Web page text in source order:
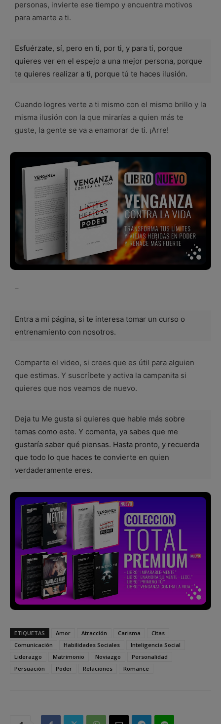
personas, invierte ese tiempo y encuentra motivos
para amarte a ti.
Esfuérzate, sí, pero en ti, por ti, y para ti, porque
quieres ver en el espejo a una mejor persona, porque
te quieres realizar a ti, porque tú te haces ilusión.
Cuando logres verte a ti mismo con el mismo brillo y la
misma ilusión con la que mirarías a quien más te
guste, la gente se va a enamorar de ti. ¡Arre!
–
Entra a mi página, si te interesa tomar un curso o
entrenamiento con nosotros.
Comparte el video, si crees que es útil para alguien
que estimas. Y suscríbete y activa la campanita si
quieres que nos veamos de nuevo.
Deja tu Me gusta si quieres que hable más sobre
temas como este. Y comenta, ya sabes que me
gustaría saber qué piensas. Hasta pronto, y recuerda
que todo lo que haces te convierte en quien
verdaderamente eres.
ETIQUETAS Amor Atracción Carisma
Citas
Comunicación
Habilidades Sociales
Inteligencia Social
Liderazgo
Matrimonio Noviazgo
Personalidad
Persuación
Poder Relaciones Romance